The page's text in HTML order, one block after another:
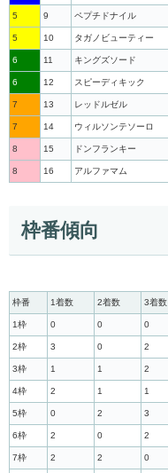
5 9 ペプチドナイル
5 10 タガノビューティー
6 11 キングズソード
6 12 スピーディキック
7 13 レッドルゼル
7 14 ウィルソンテソーロ
8 15 ドンフランキー
8 16 アルファマム
枠番傾向
枠番 1着数 2着数 3着数
1枠 0 0 0
2枠 3 0 2
3枠 1 1 2
4枠 2 1 1
5枠 0 2 3
6枠 2 0 2
7枠 2 2 0